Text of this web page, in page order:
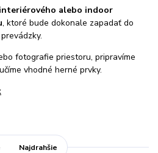
interiérového alebo indoor
, ktoré bude dokonale zapadať do
fotografie priestoru, pripravíme
vhodné herné prvky.
Najdrahšie